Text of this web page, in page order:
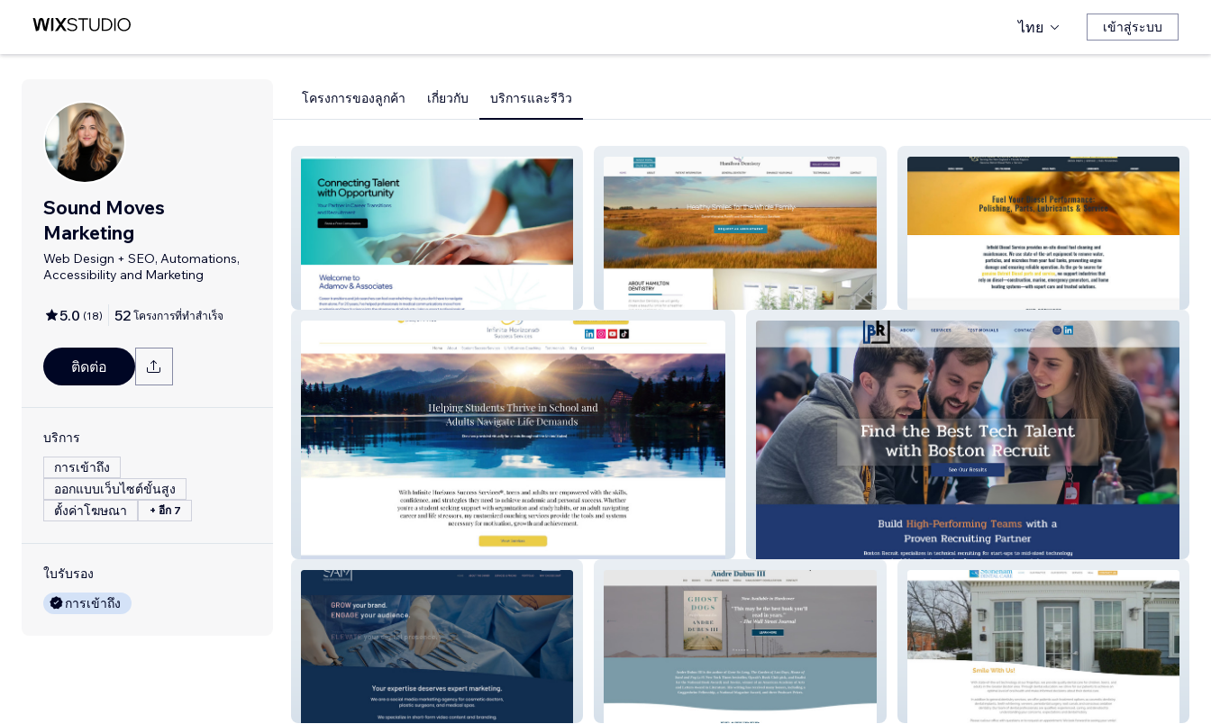
ไทย เข้าสู่ระบบ
Sound Moves
Marketing
Web Design + SEO, Automations,
Accessibility and Marketing
5.0 (18) 52 โครงการที่ทำสำเร็จ
ติดต่อ
บริการ
การเข้าถึง
ออกแบบเว็บไซต์ขั้นสูง
ตั้งค่าโฆษณา
+ อีก 7
ใบรับรอง
การเข้าถึง
โครงการของลูกค้า เกี่ยวกับ บริการและรีวิว
Adamov & Associates Hamilton Dentistry
Social Aesthetics Marketing Andre Dubus III Stoneham Dental Care